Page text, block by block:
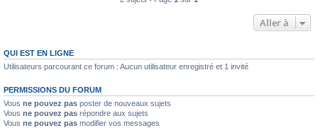
Aller à
QUI EST EN LIGNE
Utilisateurs parcourant ce forum : Aucun utilisateur enregistré et 1 invité
PERMISSIONS DU FORUM
Vous ne pouvez pas poster de nouveaux sujets
Vous ne pouvez pas répondre aux sujets
Vous ne pouvez pas modifier vos messages